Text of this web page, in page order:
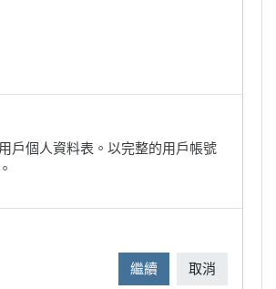
戶個人資料表。以完整的用戶帳號
繼續 取消